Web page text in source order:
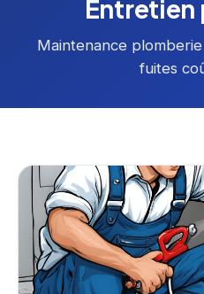
Maintenance
fuites